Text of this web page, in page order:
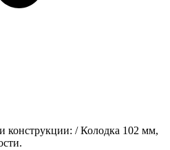
конструкции: / Колодка 102 мм,